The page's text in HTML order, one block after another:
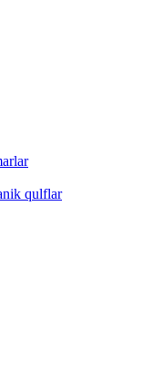
qulflar